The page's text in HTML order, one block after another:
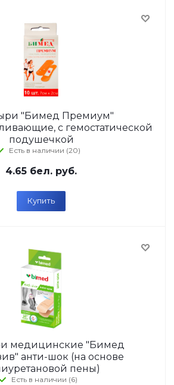
"Бимед Премиум"
с гемостатической
подушечкой
Есть в наличии (20)
4.65 бел. руб.
Купить
медицинские "Бимед
анти-шок (на основе
пены)
Есть в наличии (6)